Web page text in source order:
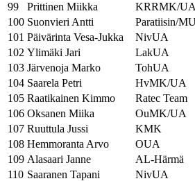
99
Prittinen Miikka KRRMK/UA
100 Suonvieri Antti Paratiisin/
101 Päivärinta Vesa-Jukka NivUA
102 Ylimäki Jari LakUA
103 Järvenoja Marko TohUA
104 Saarela Petri HvMK/UA
105 Raatikainen Kimmo Ratec Team
106 Oksanen Miika OuMK/UA
107 Ruuttula Jussi KMK
108 Hemmoranta Arvo OUA
109 Alasaari Janne AL-Härmä
110 Saaranen Tapani NivUA